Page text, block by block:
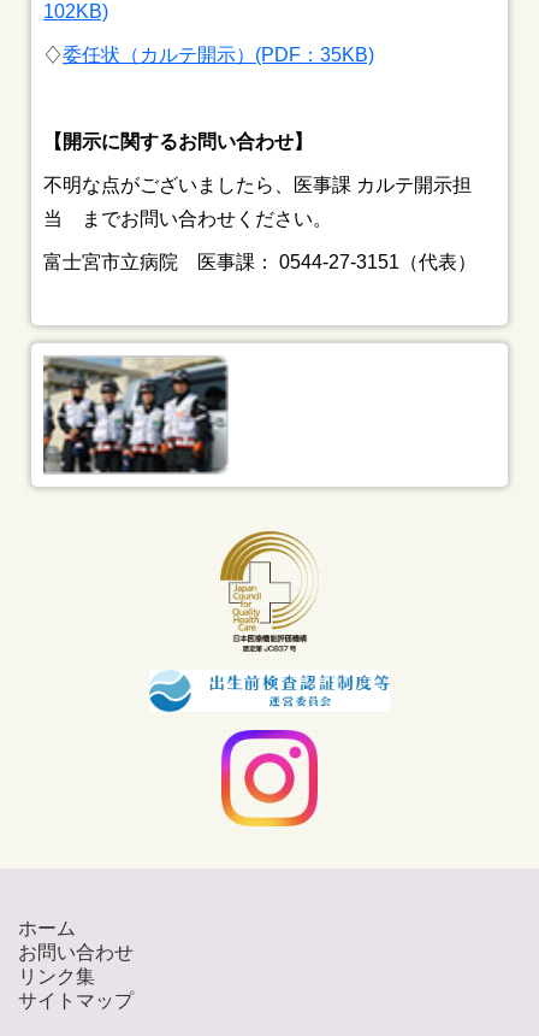
102KB)
♢委任状（カルテ開示）(PDF：35KB)
【開示に関するお問い合わせ】
不明な点がございましたら、医事課 カルテ開示担
当 までお問い合わせください。
富士宮市立病院 医事課： 0544-27-3151（代表）
ホーム
お問い合わせ
リンク集
サイトマップ